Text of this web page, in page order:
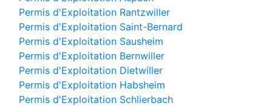
Permis d'Exploitation Rantzwiller
Permis d'Exploitation Saint-Bernard
Permis d'Exploitation Sausheim
Permis d'Exploitation Bernwiller
Permis d'Exploitation Dietwiller
Permis d'Exploitation Habsheim
Permis d'Exploitation Schlierbach